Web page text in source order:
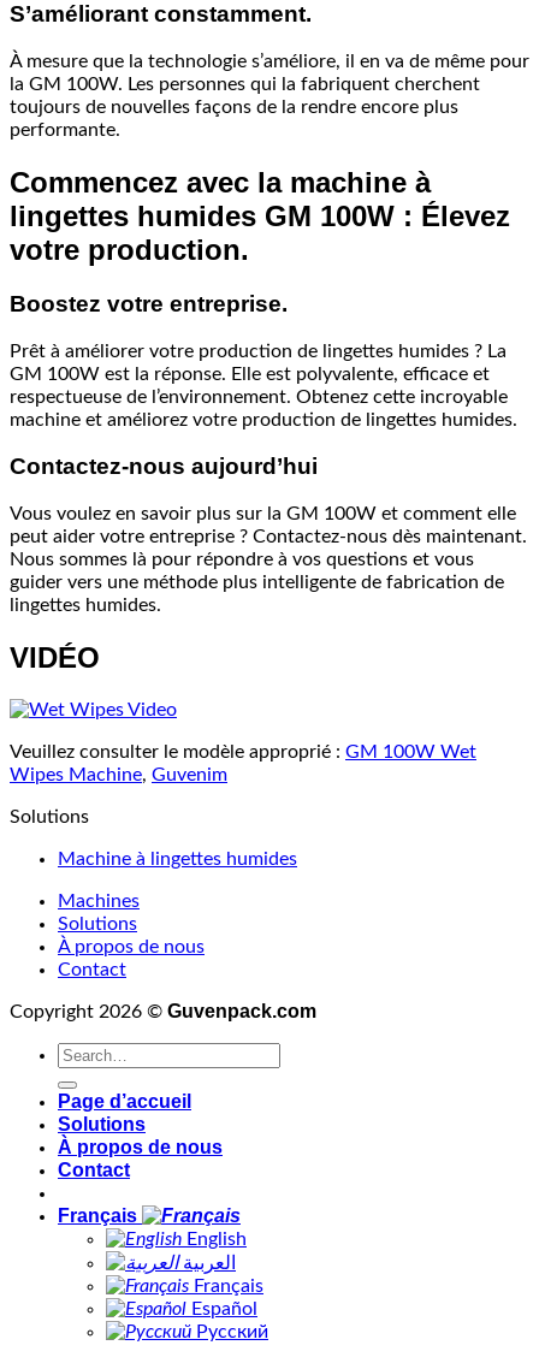
S’améliorant constamment.
À mesure que la technologie s’améliore, il en va de même pour
la GM 100W. Les personnes qui la fabriquent cherchent
toujours de nouvelles façons de la rendre encore plus
performante.
Commencez avec la machine à
lingettes humides GM 100W : Élevez
votre production.
Boostez votre entreprise.
Prêt à améliorer votre production de lingettes humides ? La
GM 100W est la réponse. Elle est polyvalente, efficace et
respectueuse de l’environnement. Obtenez cette incroyable
machine et améliorez votre production de lingettes humides.
Contactez-nous aujourd’hui
Vous voulez en savoir plus sur la GM 100W et comment elle
peut aider votre entreprise ? Contactez-nous dès maintenant.
Nous sommes là pour répondre à vos questions et vous
guider vers une méthode plus intelligente de fabrication de
lingettes humides.
VIDÉO
Veuillez consulter le modèle approprié : GM 100W Wet
Wipes Machine, Guvenim
Solutions
Machine à lingettes humides
Machines
Solutions
À propos de nous
Contact
Copyright 2026 © Guvenpack.com
Page d’accueil
Solutions
À propos de nous
Contact
Français
English
العربية
Français
Español
Русский